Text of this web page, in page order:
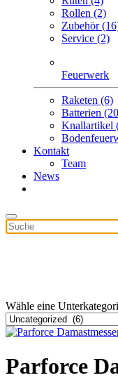
Rollen (2)
Zubehör
Service (2)
Feuerwerk
Raketen (6)
Batterien
Knallartikel
Kontakt
Team
News
Wähle eine
Parforce